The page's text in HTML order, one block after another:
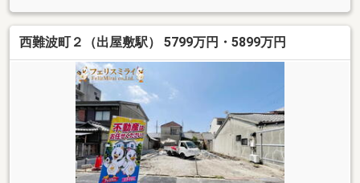
西難波町２（出屋敷駅） 5799万円・5899万円